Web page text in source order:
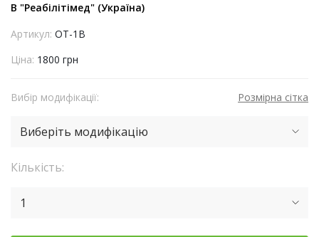
В "Реабілітімед" (Україна)
Артикул: ОТ-1В
Ціна: 1800 грн
Вибір модифікації: Розмірна сітка
Виберіть модифікацію
Кількість:
1